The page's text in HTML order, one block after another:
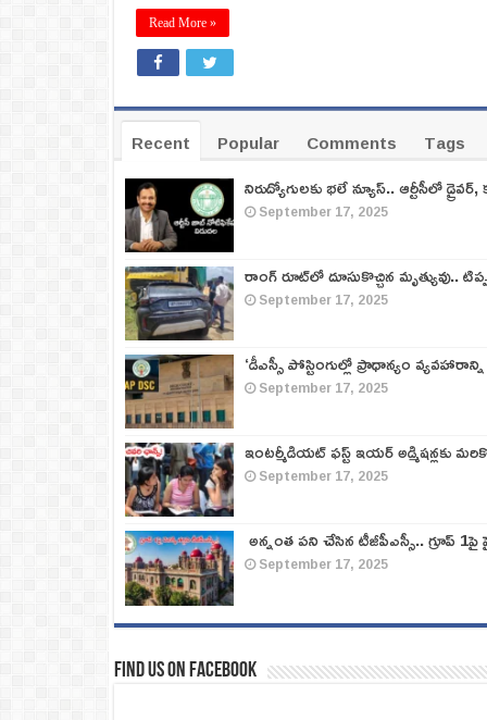
Read More »
Recent Popular Comments
Tags
నిరుద్యోగులకు భలే న్యూస్.. ఆర్టీసీలో
September 17, 2025
రాంగ్ రూట్‌లో దూసుకొచ్చిన మృత్యువు..
September 17, 2025
‘డీఎస్సీ పోస్టింగుల్లో ప్రాధాన్యం
September 17, 2025
ఇంటర్మీడియట్ ఫస్ట్‌ ఇయర్‌ అడ్మిషన్లకు
September 17, 2025
అన్నంత పని చేసిన టీజీపీఎస్సీ.. గ్రూప్‌
September 17, 2025
Find us on Facebook